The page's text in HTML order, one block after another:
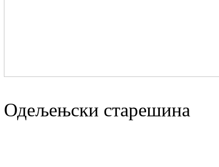
Одељењски старешина